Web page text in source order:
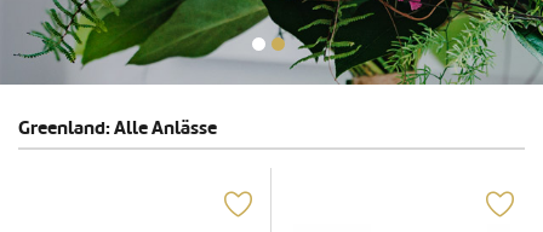
Greenland: Alle Anlässe